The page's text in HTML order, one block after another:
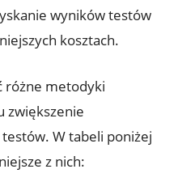
wyników testów
kosztach.
różne metodyki
zwiększenie
W tabeli poniżej
z nich: